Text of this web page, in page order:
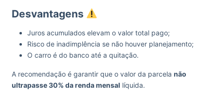
Desvantagens
Juros acumulados elevam o valor total pago;
Risco de inadimplência se não houver planejamento;
O carro é do banco até a quitação.
A recomendação é garantir que o valor da parcela não
ultrapasse 30% da renda mensal líquida.